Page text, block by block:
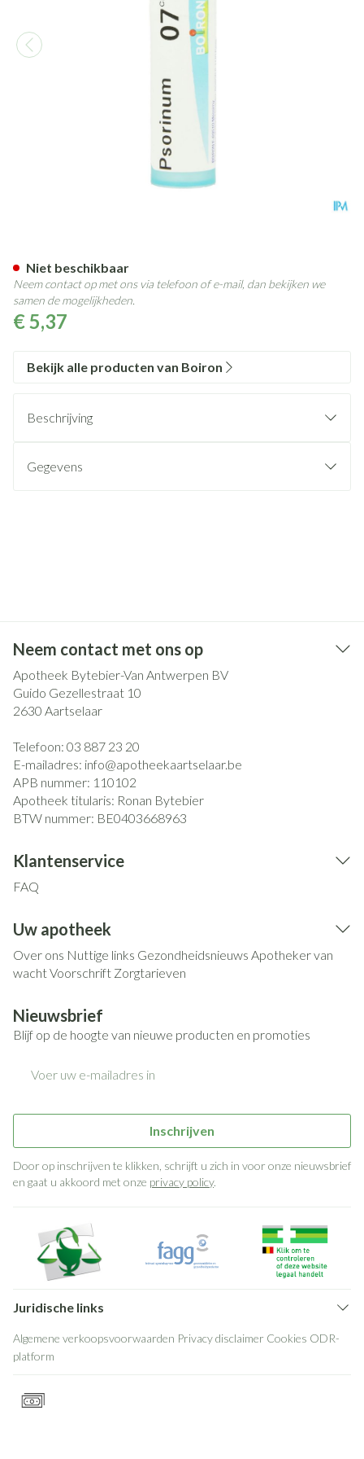
€ 5,37
Niet beschikbaar
Neem contact op met ons via telefoon of e-mail, dan bekijken we
samen de mogelijkheden.
Bekijk alle producten van Boiron
Beschrijving
Gegevens
Neem contact met ons op
Apotheek Bytebier-Van Antwerpen BV
Guido Gezellestraat 10
2630 Aartselaar
Telefoon: 03 887 23 20
E-mailadres: info@apotheekaartselaar.be
APB nummer: 110102
Apotheek titularis: Ronan Bytebier
BTW nummer: BE0403668963
Klantenservice
FAQ
Uw apotheek
Over ons Nuttige links Gezondheidsnieuws Apotheker van
wachtVoorschrift Zorgtarieven
Nieuwsbrief
Blijf op de hoogte van nieuwe producten en promoties
Inschrijven
Door op inschrijven te klikken, schrijft u zich in voor onze nieuwsbrief
en gaat u akkoord met onze privacy policy.
Juridische links
Algemene verkoopsvoorwaarden Privacy disclaimer Cookies ODR-
platform